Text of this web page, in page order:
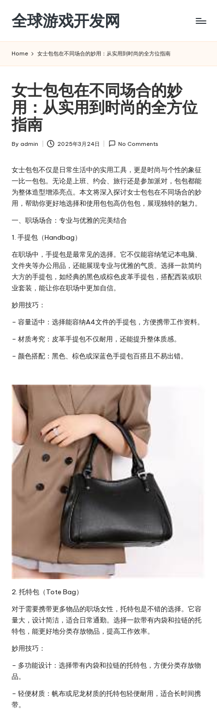
Skip
content
全球游戏开发网
Home 女士包包在不同场合的妙用：从实用到时尚的全方位指南
女士包包在不同场合的妙
用：从实用到时尚的全方位
指南
Posted
By admin 2025年3月24日 No Comments
女士包包不仅是日常生活中的实用工具，更是时尚与个性的象征
一比一包包。无论是上班、约会、旅行还是参加派对，包包都能
为整体造型增添亮点。本文将深入探讨女士包包在不同场合的妙
用，帮助你更好地选择和使用包包高仿包包 ，展现独特的魅力。
一、职场场合：专业与优雅的完美结合
1. 手提包（Handbag）
在职场中，手提包是最常见的选择。它不仅能容纳笔记本电脑、
文件夹等办公用品，还能展现专业与优雅的气质。选择一款简约
大方的手提包，如经典的黑色或棕色皮革手提包，搭配西装或职
业套装，能让你在职场中更加自信。
妙用技巧：
– 容量适中：选择能容纳A4文件的手提包，方便携带工作资料。
– 材质考究：皮革手提包不仅耐用，还能提升整体质感。
– 颜色搭配：黑色、棕色或深蓝色手提包百搭且不易出错。
2. 托特包（Tote Bag）
对于需要携带更多物品的职场女性，托特包是不错的选择。它容
量大，设计简洁，适合日常通勤。选择一款带有内袋和拉链的托
特包，能更好地分类存放物品，提高工作效率。
妙用技巧：
– 多功能设计：选择带有内袋和拉链的托特包，方便分类存放物
品。
– 轻便材质：帆布或尼龙材质的托特包轻便耐用，适合长时间携
带。